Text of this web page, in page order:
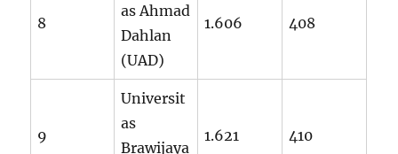
8
as Ahmad
Dahlan
(UAD)
1.606 408
9
Universit
as
Brawijaya
1.621 410